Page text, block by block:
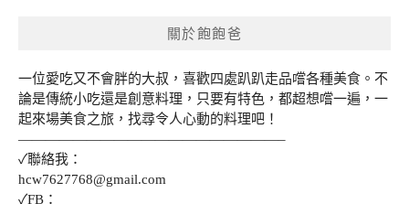
關於飽飽爸
一位愛吃又不會胖的大叔，喜歡四處趴趴走品嚐各種美食。不
論是傳統小吃還是創意料理，只要有特色，都超想嚐一遍，一
起來場美食之旅，找尋令人心動的料理吧！
———————————————————–
✓聯絡我：
hcw7627768@gmail.com
✓FB：